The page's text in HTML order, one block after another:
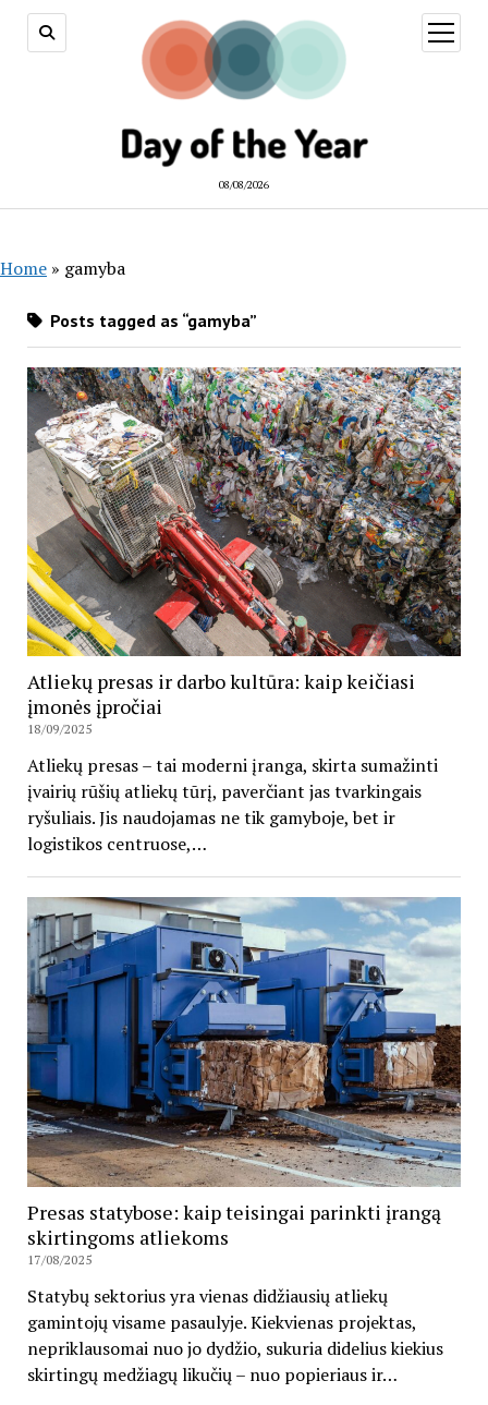
08/08/2026
open
menu
Home » gamyba
Posts tagged as “gamyba”
Atliekų presas ir darbo kultūra: kaip keičiasi
įmonės įpročiai
18/09/2025
Atliekų presas – tai moderni įranga, skirta sumažinti
įvairių rūšių atliekų tūrį, paverčiant jas tvarkingais
ryšuliais. Jis naudojamas ne tik gamyboje, bet ir
logistikos centruose,…
Presas statybose: kaip teisingai parinkti įrangą
skirtingoms atliekoms
17/08/2025
Statybų sektorius yra vienas didžiausių atliekų
gamintojų visame pasaulyje. Kiekvienas projektas,
nepriklausomai nuo jo dydžio, sukuria didelius kiekius
skirtingų medžiagų likučių – nuo popieriaus ir…